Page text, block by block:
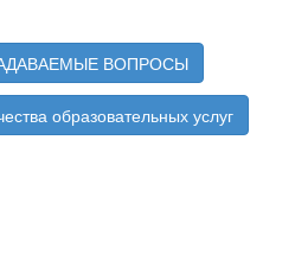
ВОПРОСЫ
образовательных услуг